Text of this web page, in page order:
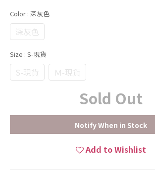
Color : 深灰色
深灰色
Size : S-現貨
S-現貨 Ｍ-現貨
Sold Out
Notify When in Stock
Add to Wishlist